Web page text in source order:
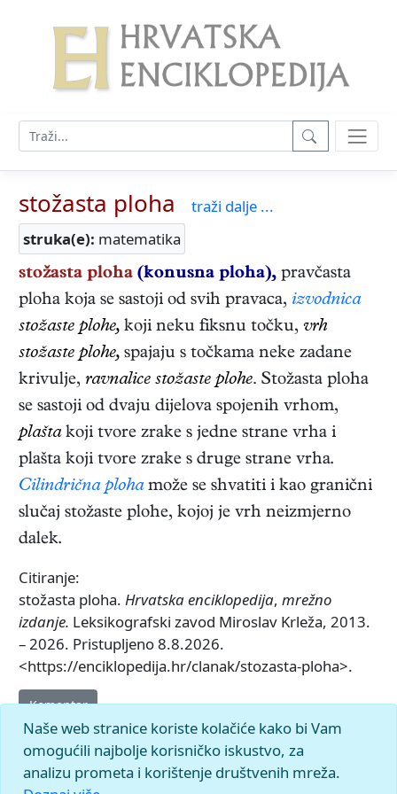
stožasta ploha
traži dalje ...
struka(e): matematika
stožasta ploha (konusna ploha), pravčasta
ploha koja se sastoji od svih pravaca, izvodnica
stožaste plohe, koji neku fiksnu točku, vrh
stožaste plohe, spajaju s točkama neke zadane
krivulje, ravnalice stožaste plohe. Stožasta ploha
se sastoji od dvaju dijelova spojenih vrhom,
plaštakoji tvore zrake s jedne strane vrha i
plašta koji tvore zrake s druge strane vrha.
Cilindrična plohamože se shvatiti i kao granični
slučaj stožaste plohe, kojoj je vrh neizmjerno
dalek.
Citiranje:
stožasta ploha. Hrvatska enciklopedija, mrežno
izdanje. Leksikografski zavod Miroslav Krleža, 2013.
– 2026. Pristupljeno 8.8.2026.
<https://enciklopedija.hr/clanak/stozasta-ploha>.
Komentar
Naše web stranice koriste kolačiće kako bi Vam
omogućili najbolje korisničko iskustvo, za
analizu prometa i korištenje društvenih mreža.